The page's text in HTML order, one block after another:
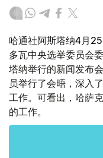
哈通社阿斯塔纳4月
多瓦中央选举委员会
塔纳举行的新闻发布
员举行了会晤，深入
工作。可看出，哈萨
的工作。